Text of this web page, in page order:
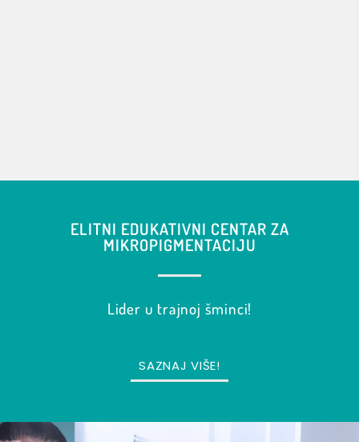
ELITNI EDUKATIVNI CENTAR ZA
MIKROPIGMENTACIJU
Lider u trajnoj šminci!
SAZNAJ VIŠE!